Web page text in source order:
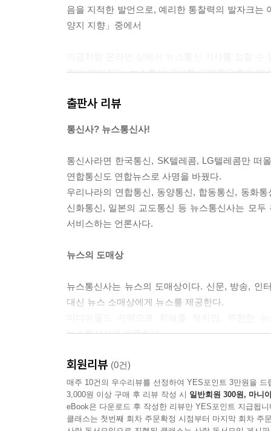
03뉴스통신 기자의 애환
윤전기 없는 신문사
간결, 강렬한 리드
만사 챙기는 꼼꼼함
스트레이트로 승부
변하는 부서 인기
고객 비위 맞춰야
팩트 전달이 왕도
승패 바뀐 전투보도
발군의 속보 마인드
수습기자의 팩트 챙기기
전신선의 확장
신문에 뉴스를 팔다
링컨 암살 속보
유니온 잭과 함께
음을 지적한 발언으로, 예리한 통찰력의 발자크는
양지 지향」중에서
전이 벌어졌다. 뉴스통신 기사를 일별함으로써
어가 버리기라도 하면 낭패가 아닐 수 없었다.
자기 부하들에게 “그 무슨 얘기, 어찌 된 거야” 호
면 그 경쟁의 치열함은 신문끼리 경쟁하는 정도를
2차 대전 이후 건국한 다수의 신생 독립국들이
난립해 경쟁하는 체제로 굳혀진 우리나라 상황은
는 과도기간이 존재했고 그 미국이 기업 활동의
인의 왕성한 사업욕, 언론을 사업의 방패로 여긴
---「04 근대 통신사의 발자취」 중에서
출판사 리뷰
통신사? 뉴스통신사!
통신사라면 한국통신, SK텔레콤, LG텔레콤만 떠
연합통신도 연합뉴스로 사명을 바꿨다.
우리나라의 연합통신, 동양통신, 합동통신, 동화
신화통신, 일본의 교도통신 등 뉴스통신사는 모
서비스하는 언론사다.
뉴스의 도매상
뉴스통신사는 뉴스의 도매상이다. 신문, 방송, 인
대신 뉴스 소매상에게 뉴스를 제공한다.
뉴스통신사에 의존한다.
세계의 통신사
기자 경험이 있는 마크 트웨인은 AP를 두고 “하
로이터, AFP, UPI는 세계 정보시장을 독점 지배
있지만 세계 매스미디어에 대한 메이저 뉴스통신
회원리뷰 (0건)
매주 10건의 우수리뷰를 선정하여 YES포인트 3만원을 드
3,000원 이상 구매 후 리뷰 작성 시 일반회원 300원, 마니
eBook은 다운로드 후 작성한 리뷰만 YES포인트 지급됩니
클래스는 첫번째 회차 주문확정 시점부터 마지막 회차 주